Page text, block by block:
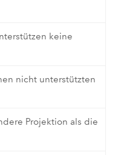
keine
nicht unterstützten
Projektion als die